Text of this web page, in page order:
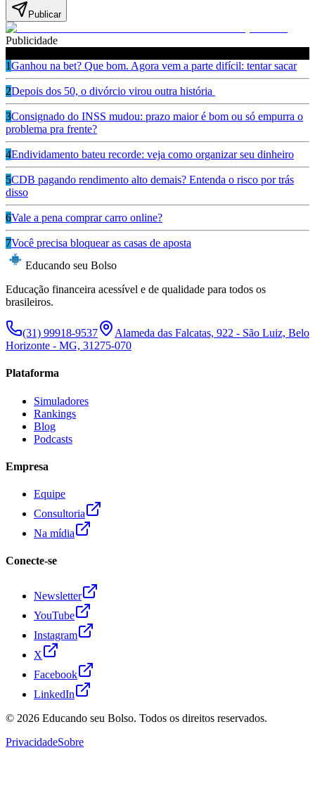
Publicar
Publicidade
1Ganhou na bet? Que bom. Agora vem a parte difícil: tentar sacar
2Depois dos 50, o divórcio virou outra história
3Consignado do INSS mudou: prazo maior é bom ou só empurra o
problema pra frente?
4Endividamento bateu recorde: veja como organizar seu dinheiro
5CDB pagando rendimento alto demais? Entenda o risco por trás
disso
6Vale a pena comprar carro online?
7Você precisa bloquear as casas de aposta
Educando seu Bolso
Educação financeira acessível e de qualidade para todos os
brasileiros.
(31) 99918-9537
Alameda das Falcatas, 922 - São Luiz, Belo
Horizonte - MG, 31275-070
Plataforma
Simuladores
Rankings
Blog
Podcasts
Empresa
Equipe
Consultoria
Na mídia
Conecte-se
Newsletter
YouTube
Instagram
X
Facebook
LinkedIn
© 2026 Educando seu Bolso. Todos os direitos reservados.
PrivacidadeSobre